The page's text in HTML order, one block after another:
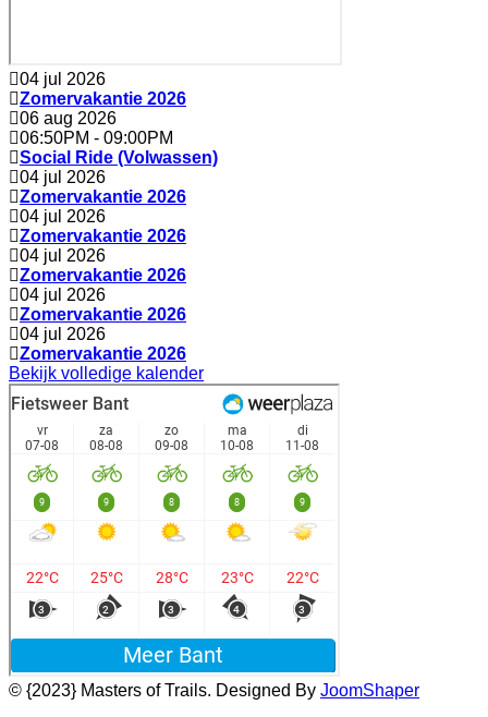
04 jul 2026
Zomervakantie 2026
06 aug 2026
06:50PM - 09:00PM
Social Ride (Volwassen)
04 jul 2026
Zomervakantie 2026
04 jul 2026
Zomervakantie 2026
04 jul 2026
Zomervakantie 2026
04 jul 2026
Zomervakantie 2026
04 jul 2026
Zomervakantie 2026
Bekijk volledige kalender
© {2023} Masters of Trails. Designed By JoomShaper